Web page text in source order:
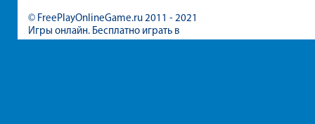
© FreePlayOnlineGame.ru 2011 - 2021
Игры онлайн. Бесплатно играть в
игры для девочек и мальчиков